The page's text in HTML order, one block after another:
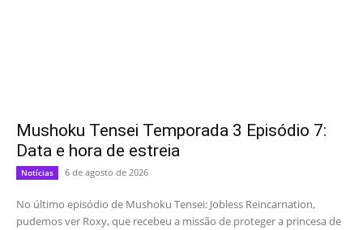
Mushoku Tensei Temporada 3 Episódio 7:
Data e hora de estreia
Notícias 6 de agosto de 2026
No último episódio de Mushoku Tensei: Jobless Reincarnation,
pudemos ver Roxy, que recebeu a missão de proteger a princesa de